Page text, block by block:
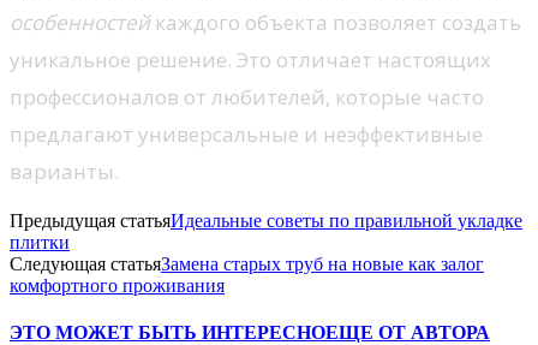
особенностейкаждого объекта позволяет создать
уникальное решение. Это отличает настоящих
профессионалов от любителей, которые часто
предлагают универсальные и неэффективные
варианты.
Предыдущая статьяИдеальные советы по правильной укладке
плитки
Следующая статьяЗамена старых труб на новые как залог
комфортного проживания
ЭТО МОЖЕТ БЫТЬ ИНТЕРЕСНОЕЩЕ ОТ АВТОРА